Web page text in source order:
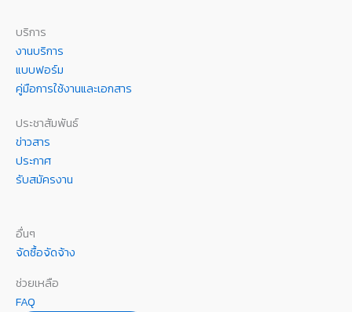
บริการ
งานบริการ
แบบฟอร์ม
คู่มือการใช้งานและเอกสาร
ประชาสัมพันธ์
ข่าวสาร
ประกาศ
รับสมัครงาน
อื่นๆ
จัดซื้อจัดจ้าง
ช่วยเหลือ
FAQ